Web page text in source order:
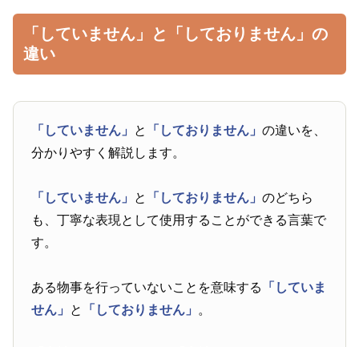
「していません」と「しておりません」の
違い
「していません」 と 「しておりません」の違いを、
分かりやすく解説します。
「していません」 と 「しておりません」のどちら
も、丁寧な表現として使用することができる言葉で
す。
ある物事を行っていないことを意味する
「していま
せん」 と 「しておりません」 。